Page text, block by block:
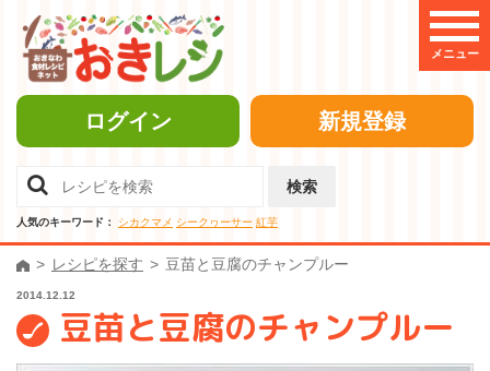
メニュー
ログイン 新規登録
検索
人気のキーワード： シカクマメ シークヮーサー 紅芋
レシピを探す 豆苗と豆腐のチャンプルー
2014.12.12
豆苗と豆腐のチャンプルー